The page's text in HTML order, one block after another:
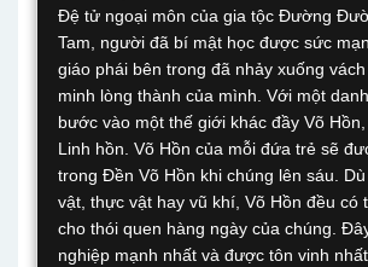
Đệ tử ngoại môn của gia tộc Đường
Tam, người đã bí mật học được sức
giáo phái bên trong đã nhảy xuống
minh lòng thành của mình. Với một
bước vào một thế giới khác đầy Võ
Linh hồn. Võ Hồn của mỗi đứa trẻ sẽ
trong Đền Võ Hồn khi chúng lên sáu.
vật, thực vật hay vũ khí, Võ Hồn đều có
cho thói quen hàng ngày của chúng.
nghiệp mạnh nhất và được tôn vinh